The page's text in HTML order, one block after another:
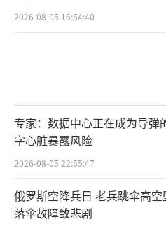
2026-08-05 16:54:40
专家：数据中心正在成为导弹
字心脏暴露风险
2026-08-05 22:55:47
俄罗斯空降兵日 老兵跳伞高空
落伞故障致悲剧